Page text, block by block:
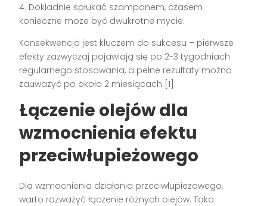
4. Dokładnie spłukać szamponem, czasem
konieczne może być dwukrotne mycie.
Konsekwencja jest kluczem do sukcesu – pierwsze
efekty zazwyczaj pojawiają się po 2-3 tygodniach
regularnego stosowania, a pełne rezultaty można
zauważyć po około 2 miesiącach [1].
Łączenie olejów dla
wzmocnienia efektu
przeciwłupieżowego
Dla wzmocnienia działania przeciwłupieżowego,
warto rozważyć łączenie różnych olejów. Taka